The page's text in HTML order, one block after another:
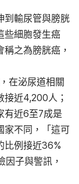
到輸尿管與膀胱
些細胞發生癌
之為膀胱癌，
在泌尿道相關
接近4,200人；
有近6至7成是
家不同，「這可
比例接近36%
子與警訊，